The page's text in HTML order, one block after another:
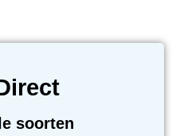
soorten